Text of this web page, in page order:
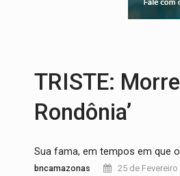
SINDICATOS
TRISTE:
Rondônia’
Sua fama, em tempos em que
bncamazonas 25 de